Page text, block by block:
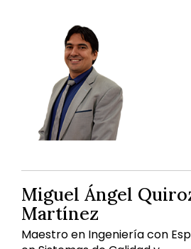
Miguel Ángel
Martínez
Maestro en Ingeniería con